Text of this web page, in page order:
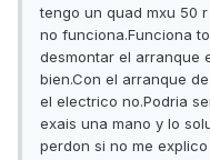
tengo un quad mxu 50
no funciona.Funciona
desmontar el arranque
bien.Con el arranque
el electrico no.Podria
exais una mano y lo
perdon si no me